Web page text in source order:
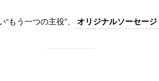
もう一つの主役”、 オリジナルソーセージ